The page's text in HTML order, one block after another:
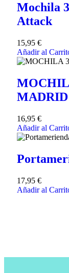
Mochila
Attack
15,95 €
Añadir al
MADRID
16,95 €
Añadir al
17,95 €
Añadir al